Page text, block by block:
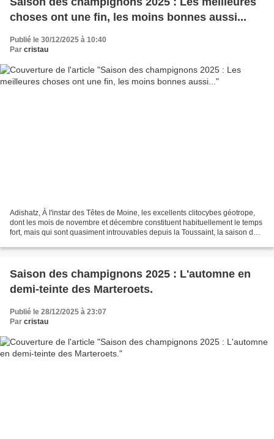
choses ont une fin, les moins bonnes aussi...
Publié le 30/12/2025 à 10:40
Par cristau
Adishatz, À l'instar des Têtes de Moine, les excellents clitocybes géotrope,
dont les mois de novembre et décembre constituent habituellement le temps
fort, mais qui sont quasiment introuvables depuis la Toussaint, la saison des
Saison des champignons 2025 : L'automne en
demi-teinte des Marteroets.
Publié le 28/12/2025 à 23:07
Par cristau